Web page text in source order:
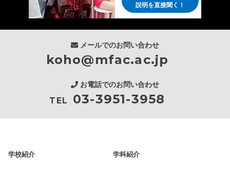
説明を直接聞く！
メールでのお問い合わせ
koho@mfac.ac.jp
お電話でのお問い合わせ
TEL 03-3951-3958
学校紹介 学科紹介